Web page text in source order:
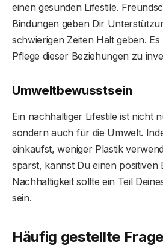
einen gesunden Lifestile.
Bindungen geben Dir
schwierigen Zeiten Halt geben.
Pflege dieser Beziehungen zu
Umweltbewusstsein
Ein nachhaltiger Lifestile ist nicht
sondern auch für die Umwelt.
einkaufst, weniger Plastik
sparst, kannst Du einen positiven
Nachhaltigkeit sollte ein Teil
sein.
Häufig gestellte